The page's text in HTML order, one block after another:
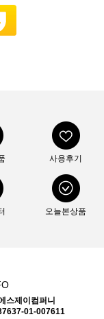
사용후기
오늘본상품
스제이컴퍼니
01-007611